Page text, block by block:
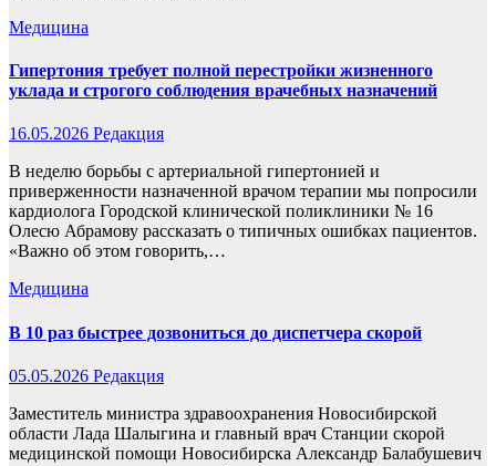
Медицина
Гипертония требует полной перестройки жизненного
уклада и строгого соблюдения врачебных назначений
16.05.2026 Редакция
В неделю борьбы с артериальной гипертонией и
приверженности назначенной врачом терапии мы попросили
кардиолога Городской клинической поликлиники № 16
Олесю Абрамову рассказать о типичных ошибках пациентов.
«Важно об этом говорить,…
Медицина
В 10 раз быстрее дозвониться до диспетчера скорой
05.05.2026 Редакция
Заместитель министра здравоохранения Новосибирской
области Лада Шалыгина и главный врач Станции скорой
медицинской помощи Новосибирска Александр Балабушевич